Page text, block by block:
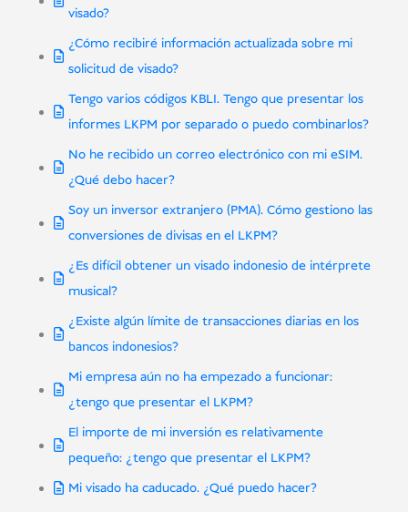
visado?
¿Cómo recibiré información actualizada sobre mi
solicitud de visado?
Tengo varios códigos KBLI. Tengo que presentar los
informes LKPM por separado o puedo combinarlos?
No he recibido un correo electrónico con mi eSIM.
¿Qué debo hacer?
Soy un inversor extranjero (PMA). Cómo gestiono las
conversiones de divisas en el LKPM?
¿Es difícil obtener un visado indonesio de intérprete
musical?
¿Existe algún límite de transacciones diarias en los
bancos indonesios?
Mi empresa aún no ha empezado a funcionar:
¿tengo que presentar el LKPM?
El importe de mi inversión es relativamente
pequeño: ¿tengo que presentar el LKPM?
Mi visado ha caducado. ¿Qué puedo hacer?